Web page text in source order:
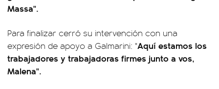
Massa".
Para finalizar cerró su intervención con una
expresión de apoyo a Galmarini: "Aquí estamos los
trabajadores y trabajadoras firmes junto a vos,
Malena".